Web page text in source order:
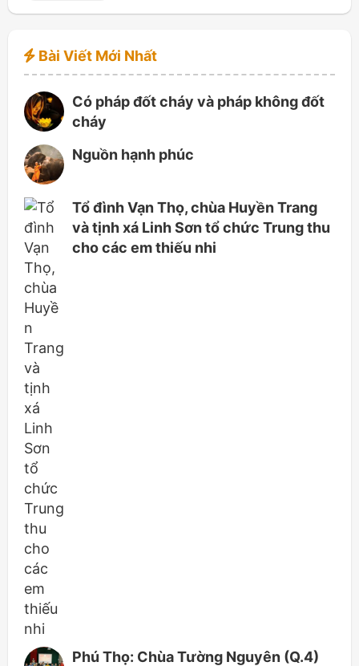
Bài Viết Mới Nhất
Có pháp đốt cháy và pháp không đốt
cháy
Nguồn hạnh phúc
Tổ đình Vạn Thọ, chùa Huyền Trang
và tịnh xá Linh Sơn tổ chức Trung thu
cho các em thiếu nhi
Phú Thọ: Chùa Tường Nguyên (Q.4)